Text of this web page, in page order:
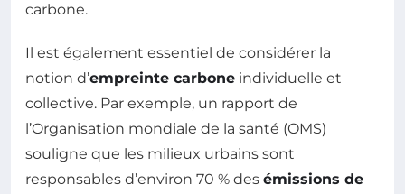
carbone.
Il est également essentiel de considérer la
notion d’empreinte carbone individuelle et
collective. Par exemple, un rapport de
l’Organisation mondiale de la santé (OMS)
souligne que les milieux urbains sont
responsables d’environ 70 % des émissions de